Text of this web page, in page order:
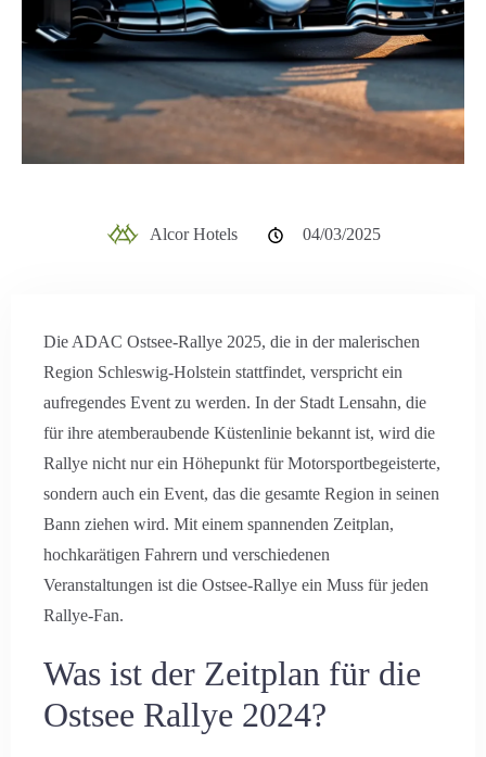
Alcor Hotels 04/03/2025
Die ADAC Ostsee-Rallye 2025, die in der malerischen
Region Schleswig-Holstein stattfindet, verspricht ein
aufregendes Event zu werden. In der Stadt Lensahn, die
für ihre atemberaubende Küstenlinie bekannt ist, wird die
Rallye nicht nur ein Höhepunkt für Motorsportbegeisterte,
sondern auch ein Event, das die gesamte Region in seinen
Bann ziehen wird. Mit einem spannenden Zeitplan,
hochkarätigen Fahrern und verschiedenen
Veranstaltungen ist die Ostsee-Rallye ein Muss für jeden
Rallye-Fan.
Was ist der Zeitplan für die
Ostsee Rallye 2024?